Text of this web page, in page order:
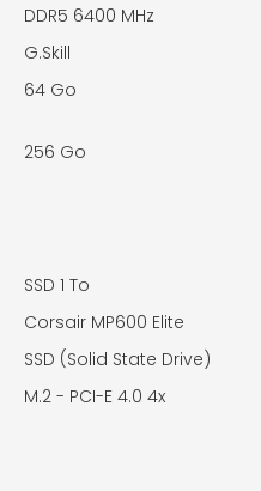
DDR5 6400 MHz
G.Skill
64 Go
256 Go
SSD 1 To
Corsair MP600 Elite
SSD (Solid State Drive)
M.2 - PCI-E 4.0 4x